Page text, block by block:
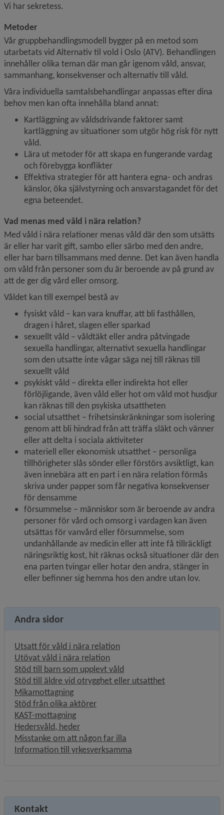
Vi har sekretess.
Metoder
Vår gruppbehandlingsmodell bygger på en metod som
utarbetats vid Alternativ til vold i Oslo (ATV). Behandlingen
innehåller olika teman där man går igenom våld, ansvar,
sammanhang, konsekvenser och alternativ till våld.
Våra individuella samtalsbehandlingar anpassas efter dina
behov men kan ofta innehålla bland annat:
Kartläggning av våldsdrivande faktorer samt
kartläggning av situationer som utgör hög risk för nytt
våld.
Lära ut metoder för att skapa en fungerande vardag
och förebygga konflikter
Effektiva strategier för att hantera egna- och andras
känslor, öka självstyrning och ansvarstagandet för det
egna beteendet.
Vad menas med våld i nära relation?
Med våld i nära relationer menas våld där den som utsätts
är eller har varit gift, sambo eller särbo med den andre,
eller har barn tillsammans med denne. Det kan även handla
om våld från personer som du är beroende av på grund av
att de ger dig vård eller omsorg.
Våldet kan till exempel bestå av
fysiskt våld – kan vara knuffar, att bli fasthållen,
dragen i håret, slagen eller sparkad
sexuellt våld – våldtäkt eller andra påtvingade
sexuella handlingar, alternativt sexuella handlingar
som den utsatte inte vågar säga nej till räknas till
sexuellt våld
psykiskt våld – direkta eller indirekta hot eller
förlöjligande, även våld eller hot om våld mot husdjur
kan räknas till den psykiska utsattheten
social utsatthet – frihetsinskränkningar som isolering
genom att bli hindrad från att träffa släkt och vänner
eller att delta i sociala aktiviteter
materiell eller ekonomisk utsatthet – personliga
tillhörigheter slås sönder eller förstörs avsiktligt, kan
även innebära att en part i en nära relation förmås
skriva under papper som får negativa konsekvenser
för densamme
försummelse – människor som är beroende av andra
personer för vård och omsorg i vardagen kan även
utsättas för vanvård eller försummelse, som
undanhållande av medicin eller att inte få tillräckligt
näringsriktig kost, hit räknas också situationer där den
ena parten tvingar eller hotar den andra, stänger in
eller befinner sig hemma hos den andre utan lov.
Andra sidor
Utsatt för våld i nära relation
Utövat våld i nära relation
Stöd till barn som upplevt våld
Stöd till äldre vid otrygghet eller utsatthet
Mikamottagning
Stöd från olika aktörer
KAST-mottagning
Hedersvåld, heder
Misstanke om att någon far illa
Information till yrkesverksamma
Kontakt